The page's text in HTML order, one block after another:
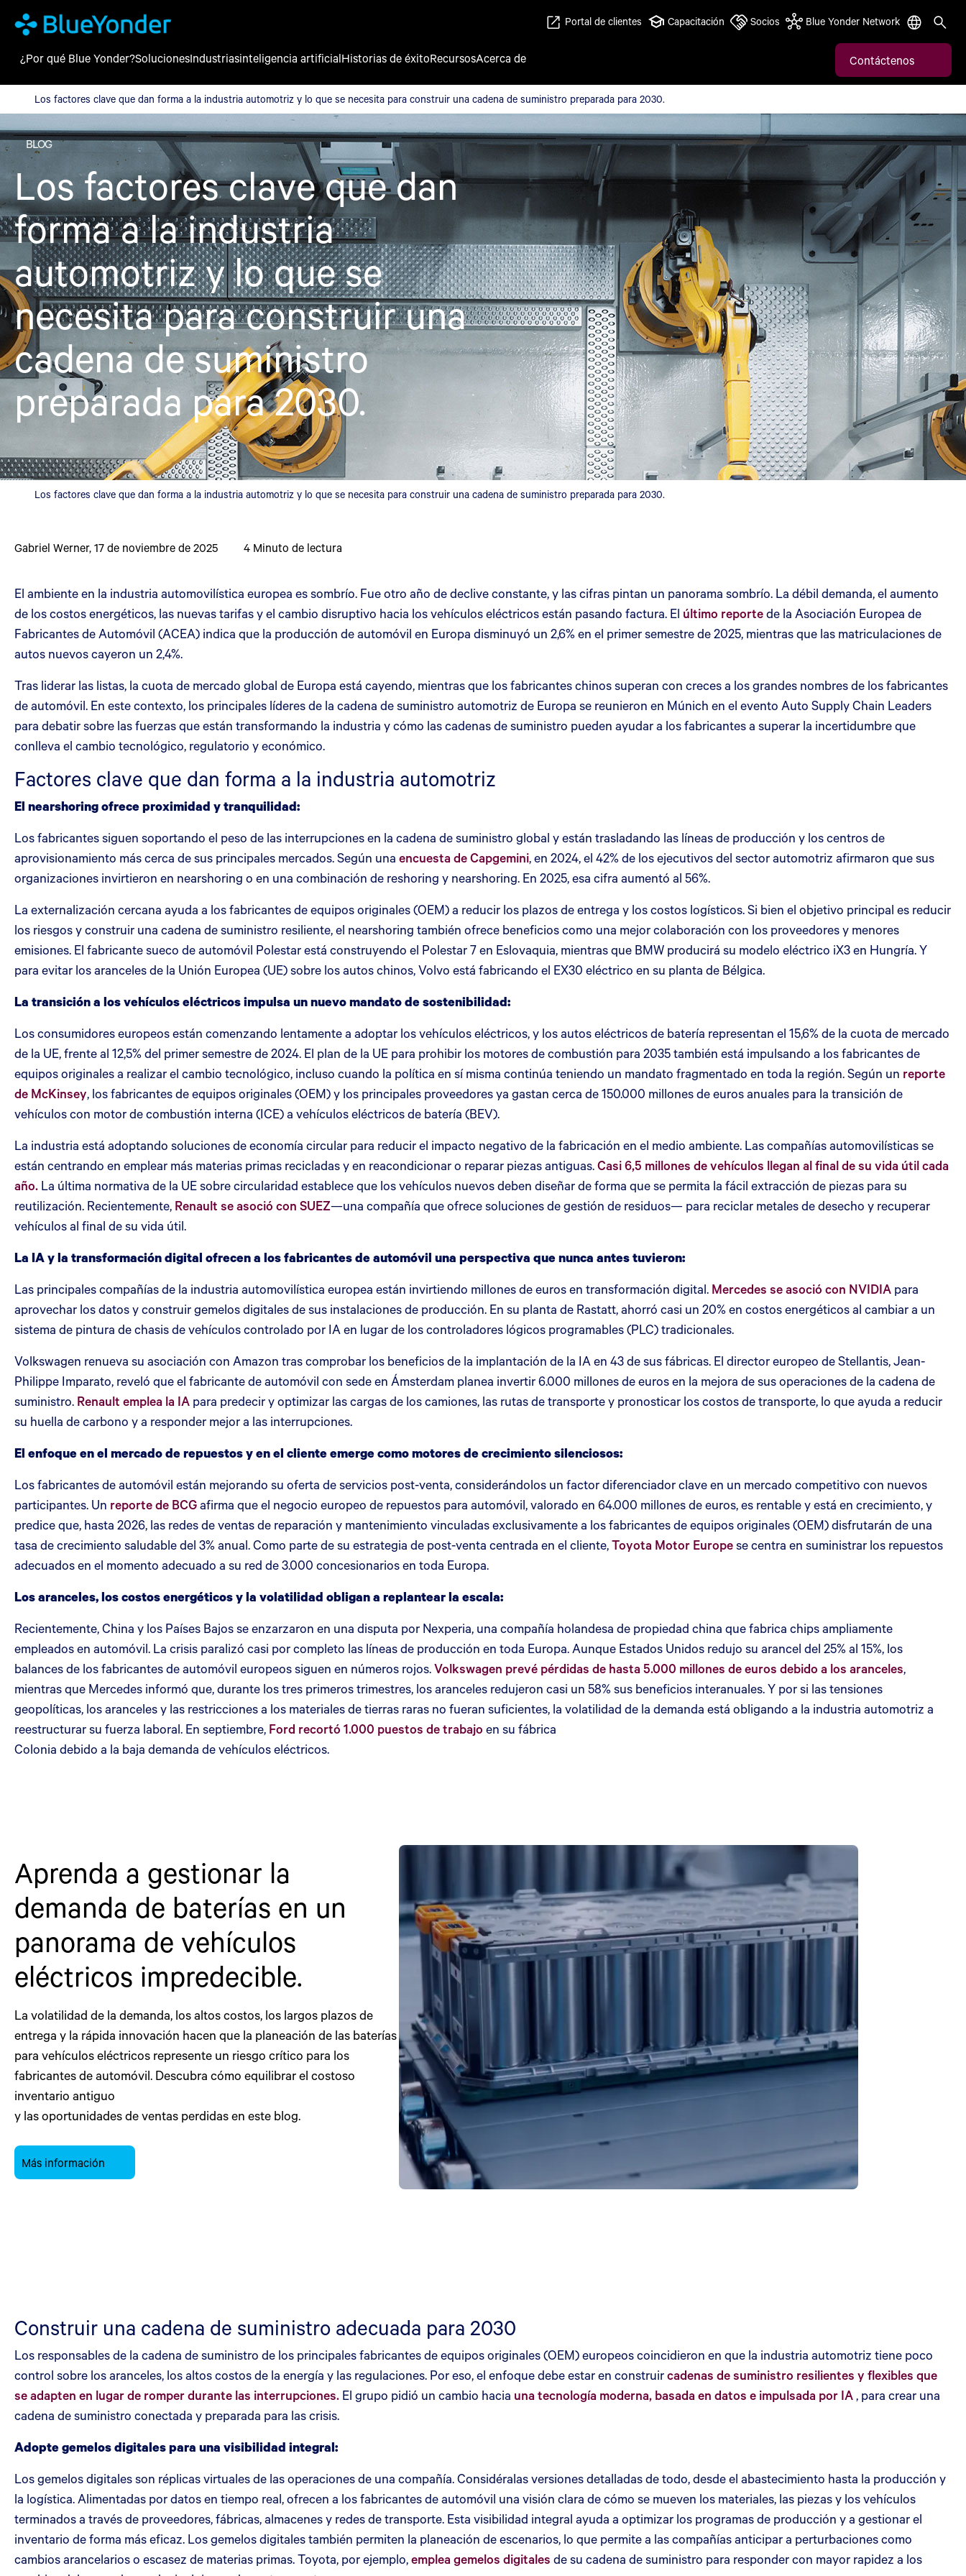
Los factores clave que dan forma a la industria automotriz y lo que se necesita para construir una cadena de suministro preparada para 2030.
Portal de clientes Capacitación Socios Blue Yonder Network
¿Por qué Blue Yonder?SolucionesIndustriasinteligencia artificialHistorias de éxitoRecursosAcerca de Contáctenos
Los factores clave que dan forma a la industria automotriz y lo que se necesita para construir una cadena de suministro preparada para 2030.
BLOG
Los factores clave que dan
forma a la industria
automotriz y lo que se
necesita para construir una
cadena de suministro
preparada para 2030.
Los factores clave que dan forma a la industria automotriz y lo que se necesita para construir una cadena de suministro preparada para 2030.
Gabriel Werner,17 de noviembre de 2025 4 Minuto de lectura
El ambiente en la industria automovilística europea es sombrío. Fue otro año de declive constante, y las cifras pintan un panorama sombrío. La débil demanda, el aumento
de los costos energéticos, las nuevas tarifas y el cambio disruptivo hacia los vehículos eléctricos están pasando factura. El último reportede la Asociación Europea de
Fabricantes de Automóvil (ACEA) indica que la producción de automóvil en Europa disminuyó un 2,6% en el primer semestre de 2025, mientras que las matriculaciones de
autos nuevos cayeron un 2,4%.
Tras liderar las listas, la cuota de mercado global de Europa está cayendo, mientras que los fabricantes chinos superan con creces a los grandes nombres de los fabricantes
de automóvil. En este contexto, los principales líderes de la cadena de suministro automotriz de Europa se reunieron en Múnich en el evento Auto Supply Chain Leaders
para debatir sobre las fuerzas que están transformando la industria y cómo las cadenas de suministro pueden ayudar a los fabricantes a superar la incertidumbre que
conlleva el cambio tecnológico, regulatorio y económico.
Factores clave que dan forma a la industria automotriz
El nearshoring ofrece proximidad y tranquilidad:
Los fabricantes siguen soportando el peso de las interrupciones en la cadena de suministro global y están trasladando las líneas de producción y los centros de
aprovisionamiento más cerca de sus principales mercados. Según una encuesta de Capgemini, en 2024, el 42% de los ejecutivos del sector automotriz afirmaron que sus
organizaciones invirtieron en nearshoring o en una combinación de reshoring y nearshoring. En 2025, esa cifra aumentó al 56%.
La externalización cercana ayuda a los fabricantes de equipos originales (OEM) a reducir los plazos de entrega y los costos logísticos. Si bien el objetivo principal es reducir
los riesgos y construir una cadena de suministro resiliente, el nearshoring también ofrece beneficios como una mejor colaboración con los proveedores y menores
emisiones. El fabricante sueco de automóvil Polestar está construyendo el Polestar 7 en Eslovaquia, mientras que BMW producirá su modelo eléctrico iX3 en Hungría. Y
para evitar los aranceles de la Unión Europea (UE) sobre los autos chinos, Volvo está fabricando el EX30 eléctrico en su planta de Bélgica.
La transición a los vehículos eléctricos impulsa un nuevo mandato de sostenibilidad:
Los consumidores europeos están comenzando lentamente a adoptar los vehículos eléctricos, y los autos eléctricos de batería representan el 15,6% de la cuota de mercado
de la UE, frente al 12,5% del primer semestre de 2024. El plan de la UE para prohibir los motores de combustión para 2035 también está impulsando a los fabricantes de
equipos originales a realizar el cambio tecnológico, incluso cuando la política en sí misma continúa teniendo un mandato fragmentado en toda la región. Según un reporte
de McKinsey, los fabricantes de equipos originales (OEM) y los principales proveedores ya gastan cerca de 150.000 millones de euros anuales para la transición de
vehículos con motor de combustión interna (ICE) a vehículos eléctricos de batería (BEV).
La industria está adoptando soluciones de economía circular para reducir el impacto negativo de la fabricación en el medio ambiente. Las compañías automovilísticas se
están centrando en emplear más materias primas recicladas y en reacondicionar o reparar piezas antiguas.Casi 6,5 millones de vehículos llegan al final de su vida útil cada
año. La última normativa de la UE sobre circularidad establece que los vehículos nuevos deben diseñar de forma que se permita la fácil extracción de piezas para su
reutilización. Recientemente, Renault se asoció con SUEZ—una compañía que ofrece soluciones de gestión de residuos— para reciclar metales de desecho y recuperar
vehículos al final de su vida útil.
La IA y la transformación digital ofrecen a los fabricantes de automóvil una perspectiva que nunca antes tuvieron:
Las principales compañías de la industria automovilística europea están invirtiendo millones de euros en transformación digital. Mercedes se asoció con NVIDIA para
aprovechar los datos y construir gemelos digitales de sus instalaciones de producción. En su planta de Rastatt, ahorró casi un 20% en costos energéticos al cambiar a un
sistema de pintura de chasis de vehículos controlado por IA en lugar de los controladores lógicos programables (PLC) tradicionales.
Volkswagen renueva su asociación con Amazon tras comprobar los beneficios de la implantación de la IA en 43 de sus fábricas. El director europeo de Stellantis, Jean-
Philippe Imparato, reveló que el fabricante de automóvil con sede en Ámsterdam planea invertir 6.000 millones de euros en la mejora de sus operaciones de la cadena de
suministro. Renault emplea la IA para predecir y optimizar las cargas de los camiones, las rutas de transporte y pronosticar los costos de transporte, lo que ayuda a reducir
su huella de carbono y a responder mejor a las interrupciones.
El enfoque en el mercado de repuestos y en el cliente emerge como motores de crecimiento silenciosos:
Los fabricantes de automóvil están mejorando su oferta de servicios post-venta, considerándolos un factor diferenciador clave en un mercado competitivo con nuevos
participantes. Un reporte de BCGafirma que el negocio europeo de repuestos para automóvil, valorado en 64.000 millones de euros, es rentable y está en crecimiento, y
predice que, hasta 2026, las redes de ventas de reparación y mantenimiento vinculadas exclusivamente a los fabricantes de equipos originales (OEM) disfrutarán de una
tasa de crecimiento saludable del 3% anual. Como parte de su estrategia de post-venta centrada en el cliente,Toyota Motor Europese centra en suministrar los repuestos
adecuados en el momento adecuado a su red de 3.000 concesionarios en toda Europa.
Los aranceles, los costos energéticos y la volatilidad obligan a replantear la escala:
Recientemente, China y los Países Bajos se enzarzaron en una disputa por Nexperia, una compañía holandesa de propiedad china que fabrica chips ampliamente
empleados en automóvil. La crisis paralizó casi por completo las líneas de producción en toda Europa. Aunque Estados Unidos redujo su arancel del 25% al 15%, los
balances de los fabricantes de automóvil europeos siguen en números rojos.Volkswagen prevé pérdidas de hasta 5.000 millones de euros debido a los aranceles,
mientras que Mercedes informó que, durante los tres primeros trimestres, los aranceles redujeron casi un 58% sus beneficios interanuales. Y por si las tensiones
geopolíticas, los aranceles y las restricciones a los materiales de tierras raras no fueran suficientes, la volatilidad de la demanda está obligando a la industria automotriz a
reestructurar su fuerza laboral. En septiembre, Ford recortó 1.000 puestos de trabajo en su fábrica
Colonia debido a la baja demanda de vehículos eléctricos.
Aprenda a gestionar la
demanda de baterías en un
panorama de vehículos
eléctricos impredecible.
La volatilidad de la demanda, los altos costos, los largos plazos de
entrega y la rápida innovación hacen que la planeación de las baterías
para vehículos eléctricos represente un riesgo crítico para los
fabricantes de automóvil. Descubra cómo equilibrar el costoso
inventario antiguo
y las oportunidades de ventas perdidas en este blog.
Más información
Construir una cadena de suministro adecuada para 2030
Los responsables de la cadena de suministro de los principales fabricantes de equipos originales (OEM) europeos coincidieron en que la industria automotriz tiene poco
control sobre los aranceles, los altos costos de la energía y las regulaciones. Por eso, el enfoque debe estar en construircadenas de suministro resilientes y flexibles que
se adapten en lugar de romper durante las interrupciones. El grupo pidió un cambio hacia una tecnología moderna, basada en datos e impulsada por IA, para crear una
cadena de suministro conectada y preparada para las crisis.
Adopte gemelos digitales para una visibilidad integral:
Los gemelos digitales son réplicas virtuales de las operaciones de una compañía. Considéralas versiones detalladas de todo, desde el abastecimiento hasta la producción y
la logística. Alimentadas por datos en tiempo real, ofrecen a los fabricantes de automóvil una visión clara de cómo se mueven los materiales, las piezas y los vehículos
terminados a través de proveedores, fábricas, almacenes y redes de transporte. Esta visibilidad integral ayuda a optimizar los programas de producción y a gestionar el
inventario de forma más eficaz. Los gemelos digitales también permiten la planeación de escenarios, lo que permite a las compañías anticipar a perturbaciones como
cambios arancelarios o escasez de materias primas. Toyota, por ejemplo,emplea gemelos digitales de su cadena de suministro para responder con mayor rapidez a los